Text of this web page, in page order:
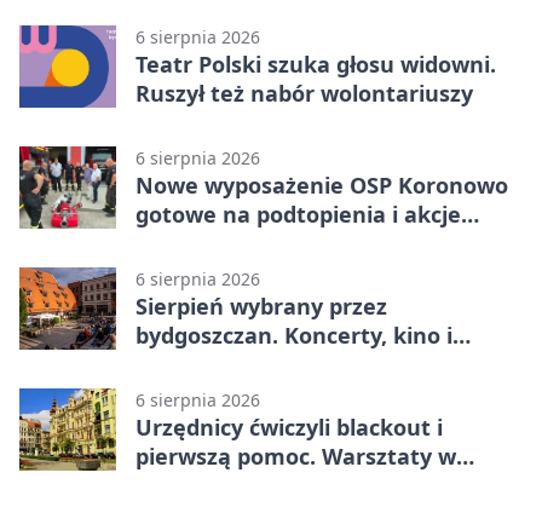
6 sierpnia 2026
Teatr Polski szuka głosu widowni.
Ruszył też nabór wolontariuszy
6 sierpnia 2026
Nowe wyposażenie OSP Koronowo
gotowe na podtopienia i akcje
6 sierpnia 2026
Sierpień wybrany przez
bydgoszczan. Koncerty, kino i
6 sierpnia 2026
Urzędnicy ćwiczyli blackout i
pierwszą pomoc. Warsztaty w